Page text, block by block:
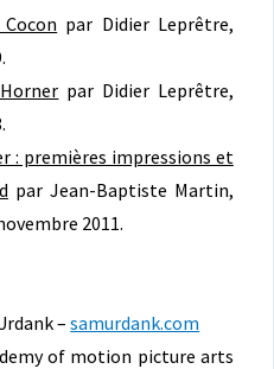
par Didier Leprêtre,
par Didier Leprêtre,
: premières impressions et
par Jean-Baptiste Martin,
2011.
–samurdank.com
of motion picture arts